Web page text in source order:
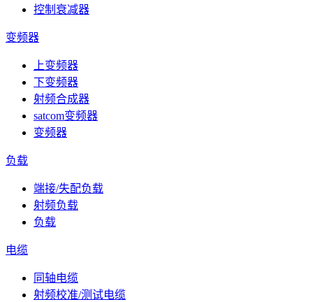
控制衰减器
变频器
上变频器
下变频器
射频合成器
satcom变频器
变频器
负载
端接/失配负载
射频负载
负载
电缆
同轴电缆
射频校准/测试电缆